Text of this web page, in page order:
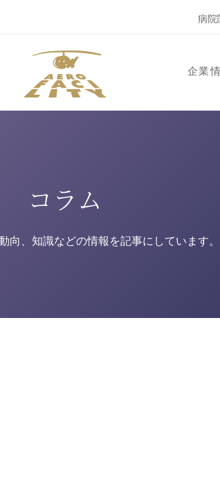
病院
企業
コラム
向、知識などの情報を記事にしています。